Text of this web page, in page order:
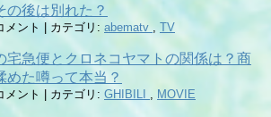
の後は別れた？
メント カテゴリ: abematv , TV
宅急便とクロネコヤマトの関係は？商
めた噂って本当？
メント カテゴリ: GHIBILI , MOVIE